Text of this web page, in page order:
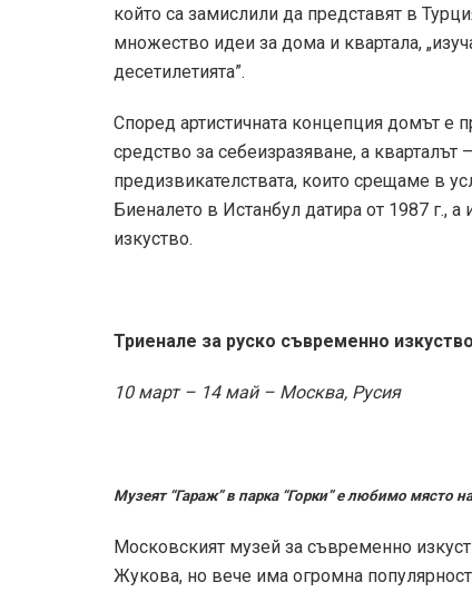
който са замислили да представят в
множество идеи за дома и квартала,
десетилетията”.
Според артистичната концепция домът е
средство за себеизразяване, а
предизвикателствата, които срещаме в
Биеналето в Истанбул датира от 1987 г.,
изкуство.
Триенале за руско съвременно
10 март – 14 май – Москва, Русия
Музеят “Гараж” в парка “Горки” е любимо място
Московският музей за съвременно
Жукова, но вече има огромна